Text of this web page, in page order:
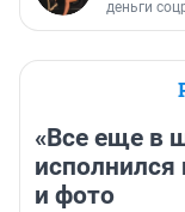
деньги
«Все еще в
исполнился
и фото